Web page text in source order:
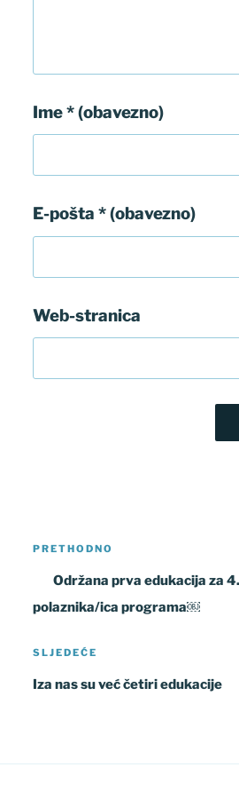
Ime* (obavezno)
E-pošta* (obavezno)
Web-stranica
Navigacija
objava
Prethodna
objava
PRETHODNO
Održana prva edukacija za
polaznika/ica programa￼
Sljedeća
objava
SLJEDEĆE
Iza nas su već četiri edukacije